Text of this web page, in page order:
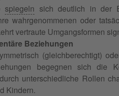
spiegeln sich deutlich in der
wahrgenommenen oder
vertraute Umgangsformen
Beziehungen
(gleichberechtigt)
begegnen sich die
unterschiedliche Rollen
Kindern.